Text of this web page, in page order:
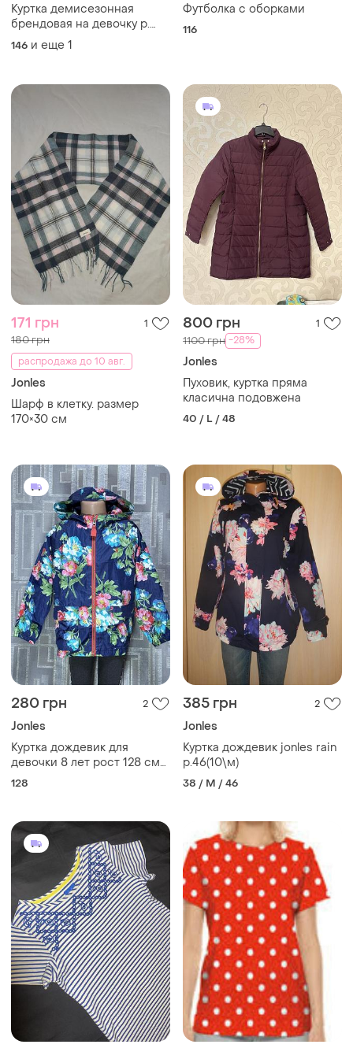
Куртка демисезонная
брендовая на девочку р.
146-152 см
146 и еще 1
Футболка с оборками
116
171 грн 1
180 грн
распродажа до 10 авг.
Jonles
Шарф в клетку. размер
170×30 см
800 грн 1
1100 грн -28%
Jonles
Пуховик, куртка пряма
класична подовжена
40 / L / 48
280 грн 2
Jonles
Куртка дождевик для
девочки 8 лет рост 128 см
детская демисезон осень
128
385 грн 2
Jonles
Куртка дождевик jonles rain
р.46(10\м)
38 / M / 46